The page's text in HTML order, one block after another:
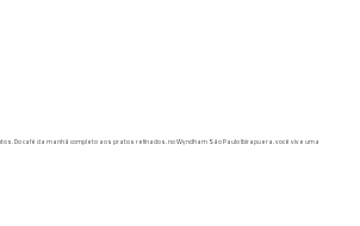
Do café da manhã completo aos pratos refinados, no Wyndham São Paulo Ibirapuera, você vive uma